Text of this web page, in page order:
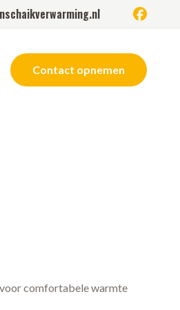
facebook
Contact opnemen
comfortabele warmte